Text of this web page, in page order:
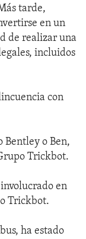
tarde,
en un
de realizar una
incluidos
con
Bentley o Ben,
Trickbot.
en
Trickbot.
ha estado